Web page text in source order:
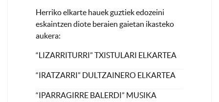
Herriko elkarte hauek guztiek edozeini
eskaintzen diote beraien gaietan ikasteko
aukera:
“LIZARRITURRI” TXISTULARI ELKARTEA
“IRATZARRI” DULTZAINERO ELKARTEA
“IPARRAGIRRE BALERDI” MUSIKA